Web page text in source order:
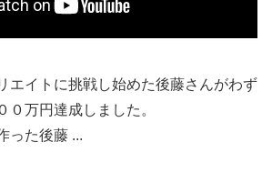
エイトに挑戦し始めた後藤さんがわず
０万円達成しました。
った後藤 ...